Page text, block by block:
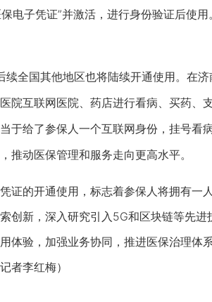
电子凭证”并激活，进行身份验证后使
国其他地区也将陆续开通使用。在济
院互联网医院、药店进行看病、买药、
于给了参保人一个互联网身份，挂号看
推动医保管理和服务走向更高水平。
的开通使用，标志着参保人将拥有一
创新，深入研究引入5G和区块链等先进
体验，加强业务协同，推进医保治理体
者李红梅）